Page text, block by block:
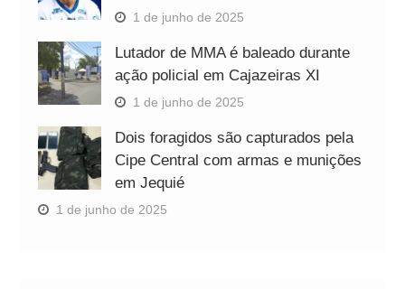
1 de junho de 2025
Lutador de MMA é baleado durante
ação policial em Cajazeiras XI
1 de junho de 2025
Dois foragidos são capturados pela
Cipe Central com armas e munições
em Jequié
1 de junho de 2025